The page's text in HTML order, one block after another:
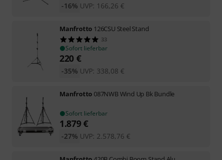
UVP: 166,26 €
-16%
Manfrotto 126CSU Steel Stand
33
Sofort lieferbar
220 €
UVP: 338,08 €
-35%
Manfrotto 087NWB Wind Up Bk Bundle
Sofort lieferbar
1.879€
UVP: 2.578,76 €
-27%